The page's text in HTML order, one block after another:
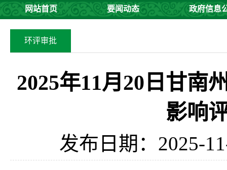
网站首页 要闻动态 政府信息
环评审批
2025年11月20日甘南
影响
发布日期：2025-